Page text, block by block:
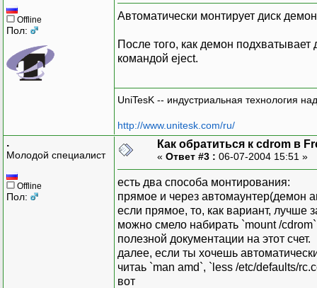
Offline
Пол:
Автоматически монтирует диск
После того, как демон подхватывает
командой eject.
UniTesK -- индустриальная технология
http://www.unitesk.com/ru/
.
Молодой специалист
Offline
Пол:
Как обратиться к cdrom в
« Ответ #3 : 06-07-2004 15:51 »
есть два способа монтирования:
прямое и через автомаунтер(демон
если прямое, то, как вариант, лучше
можно смело набирать `mount /
полезной документации на этот счет.
далее, если ты хочешь
читаь `man amd`, `less /etc/defaults/
вот